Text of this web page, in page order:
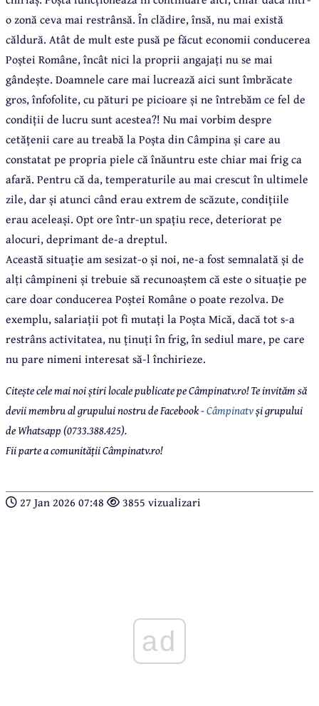
o zonă ceva mai restrânsă. În clădire, însă, nu mai există
căldură. Atât de mult este pusă pe făcut economii conducerea
Poștei Române, încât nici la proprii angajați nu se mai
gândește. Doamnele care mai lucrează aici sunt îmbrăcate
gros, înfofolite, cu pături pe picioare și ne întrebăm ce fel de
condiții de lucru sunt acestea?! Nu mai vorbim despre
cetățenii care au treabă la Poșta din Câmpina și care au
constatat pe propria piele că înăuntru este chiar mai frig ca
afară. Pentru că da, temperaturile au mai crescut în ultimele
zile, dar și atunci când erau extrem de scăzute, condițiile
erau aceleași. Opt ore într-un spațiu rece, deteriorat pe
alocuri, deprimant de-a dreptul.
Această situație am sesizat-o și noi, ne-a fost semnalată și de
alți câmpineni și trebuie să recunoaștem că este o situație pe
care doar conducerea Poștei Române o poate rezolva. De
exemplu, salariații pot fi mutați la Poșta Mică, dacă tot s-a
restrâns activitatea, nu ținuți în frig, în sediul mare, pe care
nu pare nimeni interesat să-l închirieze.
Citește cele mai noi știri locale publicate pe Câmpinatv.ro! Te invităm să
devii membru al grupului nostru de Facebook -Câmpinatvși grupului
de Whatsapp (0733.388.425).
Fii parte a comunității Câmpinatv.ro!
27 Jan 2026 07:48 3855 vizualizari
ad